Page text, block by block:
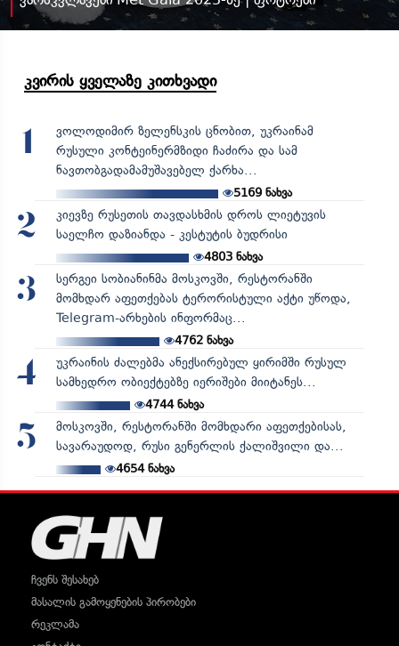
კვირის ყველაზე კითხვადი
1
ვოლოდიმირ ზელენსკის ცნობით, უკრაინამ
რუსული კონტეინერმზიდი ჩაძირა და სამ
ნავთობგადამამუშავებელ ქარხა...
5169 ნახვა
2
კიევზე რუსეთის თავდასხმის დროს ლიეტუვის
საელჩო დაზიანდა - კესტუტის ბუდრისი
4803ნახვა
3
სერგეი სობიანინმა მოსკოვში, რესტორანში
მომხდარ აფეთქებას ტერორისტული აქტი უწოდა,
Telegram-არხების ინფორმაც...
4762ნახვა
4
უკრაინის ძალებმა ანექსირებულ ყირიმში რუსულ
სამხედრო ობიექტებზე იერიშები მიიტანეს...
4744ნახვა
5
მოსკოვში, რესტორანში მომხდარი აფეთქებისას,
სავარაუდოდ, რუსი გენერლის ქალიშვილი და...
4654ნახვა
ჩვენს შესახებ
მასალის გამოყენების პირობები
რეკლამა